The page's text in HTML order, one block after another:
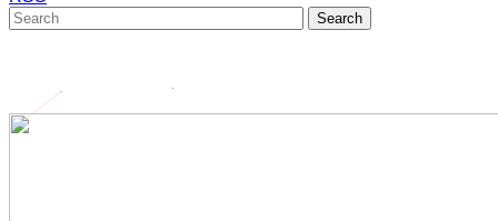
Search